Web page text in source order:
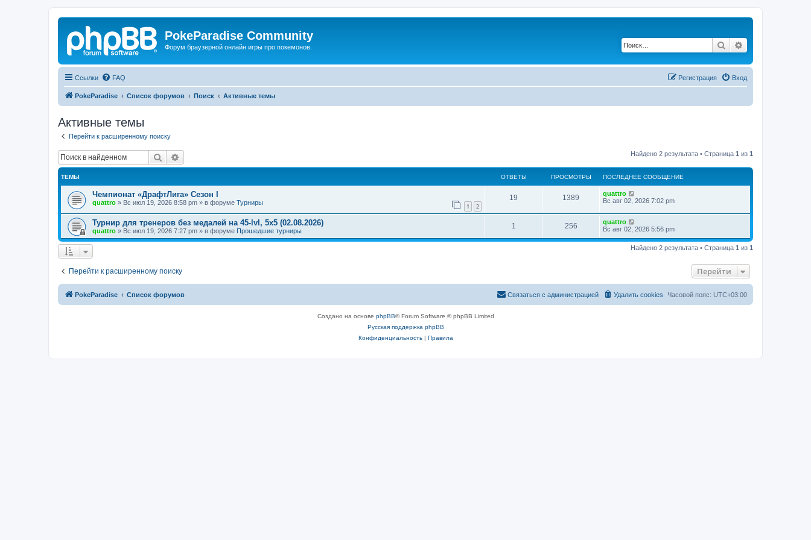
PokeParadise Community
Форум браузерной онлайн игры про покемонов. Поиск
Ссылки FAQ Вход
Регистрация
PokeParadise Список форумов Поиск Активные темы
Активные темы
Перейти к расширенному поиску
Поиск Найдено 2 результата • Страница 1 из 1
ТЕМЫ ОТВЕТЫ ПРОСМОТРЫ ПОСЛЕДНЕЕ СООБЩЕНИЕ
Чемпионат «ДрафтЛига» Сезон I
quattro » Вс июл 19, 2026 8:58 pm » в форуме Турниры 1 2
19 1389
quattro
Вс авг 02, 2026 7:02 pm
Турнир для тренеров без медалей на 45-lvl, 5х5 (02.08.2026)
quattro » Вс июл 19, 2026 7:27 pm » в форуме Прошедшие турниры
1 256
quattro
Вс авг 02, 2026 5:56 pm
Найдено 2 результата • Страница 1 из 1
Перейти к расширенному поиску Перейти
PokeParadise Список форумов Часовой пояс: UTC+03:00
Удалить cookies
Связаться с администрацией
Создано на основе phpBB® Forum Software © phpBB Limited
Русская поддержка phpBB
Конфиденциальность| Правила